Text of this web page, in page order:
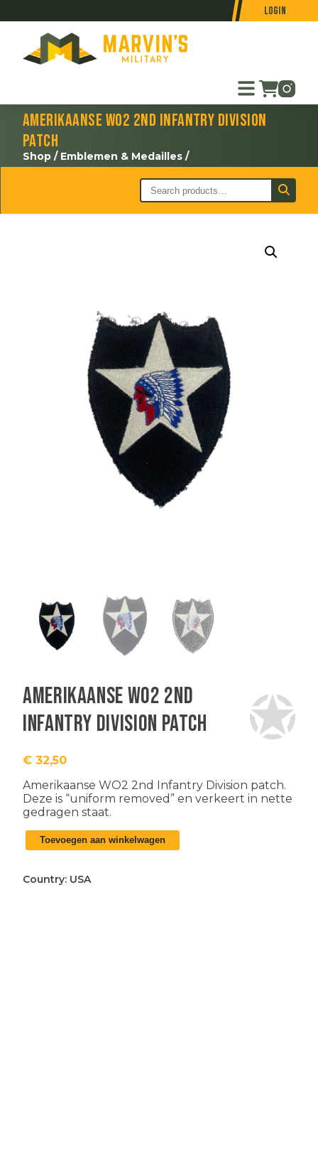
Login
Amerikaanse WO2 2nd Infantry Division
patch
Shop / Emblemen & Medailles /
Amerikaanse WO2 2nd
Infantry Division patch
€ 32,50
Amerikaanse WO2 2nd Infantry Division patch.
Deze is “uniform removed” en verkeert in nette
gedragen staat.
Amerikaanse
WO2
Infantry
Toevoegen aan winkelwagen
Country: USA